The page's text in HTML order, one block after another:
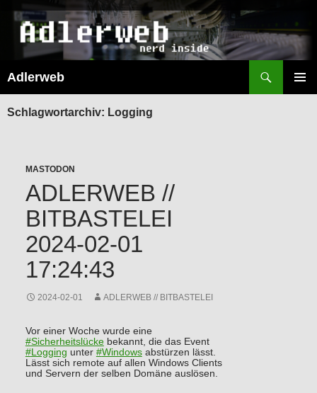
Adlerweb
SPRINGEN
Schlagwortarchiv: Logging
MASTODON
ADLERWEB //
BITBASTELEI
2024-02-01
17:24:43
2024-02-01 ADLERWEB // BITBASTELEI
Vor einer Woche wurde eine
#Sicherheitslückebekannt, die das Event
#Logging unter #Windowsabstürzen lässt.
Lässt sich remote auf allen Windows Clients
und Servern der selben Domäne auslösen.